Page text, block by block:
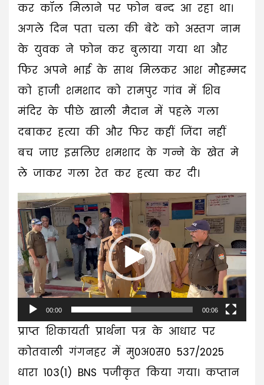
कर कॉल मिलाने पर फोन बन्द आ रहा था।
अगले दिन पता चला की बेटे को अस्तग नाम
के युवक ने फोन कर बुलाया गया था और
फिर अपने भाई के साथ मिलकर आश मौहम्मद
को हाजी शमशाद को रामपुर गांव में शिव
मंदिर के पीछे खाली मैदान में पहले गला
दबाकर हत्या की और फिर कहीं जिंदा नहीं
बच जाए इसलिए शमशाद के गन्ने के खेत मे
ले जाकर गला रेत कर हत्या कर दी।
Video
Player
00:00 00:06
प्राप्त शिकायती प्रार्थना पत्र के आधार पर
कोतवाली गंगनहर में मु0अ0स0 537/2025
धारा 103(1) BNS पजीकृत किया गया। कप्तान